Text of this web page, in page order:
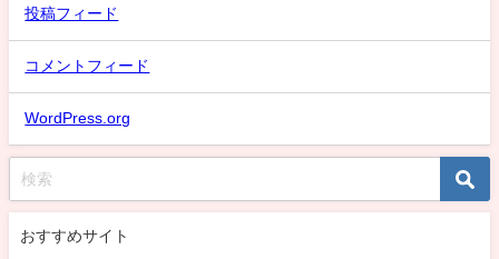
投稿フィード
コメントフィード
WordPress.org
おすすめサイト